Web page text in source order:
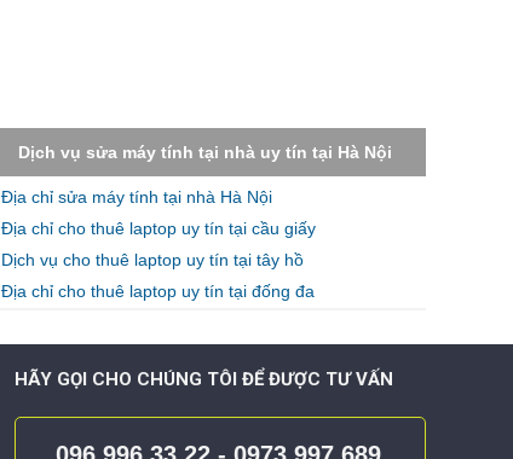
Dịch vụ sửa máy tính tại nhà uy tín tại Hà Nội
Địa chỉ sửa máy tính tại nhà Hà Nội
Địa chỉ cho thuê laptop uy tín tại cầu giấy
Dịch vụ cho thuê laptop uy tín tại tây hồ
Địa chỉ cho thuê laptop uy tín tại đống đa
HÃY GỌI CHO CHÚNG TÔI ĐỂ ĐƯỢC TƯ VẤN
096.996.33.22 - 0973.997.689